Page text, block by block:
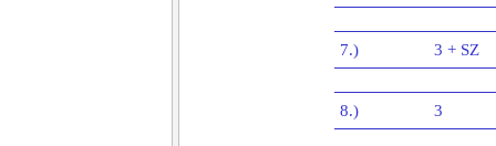
7.) 3 + SZ
8.) 3